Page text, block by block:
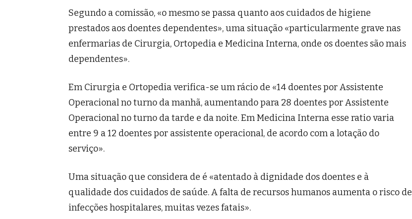
Segundo a comissão, «o mesmo se passa quanto aos cuidados de higiene
prestados aos doentes dependentes», uma situação «particularmente grave nas
enfermarias de Cirurgia, Ortopedia e Medicina Interna, onde os doentes são mais
dependentes».
Em Cirurgia e Ortopedia verifica-se um rácio de «14 doentes por Assistente
Operacional no turno da manhã, aumentando para 28 doentes por Assistente
Operacional no turno da tarde e da noite. Em Medicina Interna esse ratio varia
entre 9 a 12 doentes por assistente operacional, de acordo com a lotação do
serviço».
Uma situação que considera de é «atentado à dignidade dos doentes e à
qualidade dos cuidados de saúde. A falta de recursos humanos aumenta o risco de
infecções hospitalares, muitas vezes fatais».